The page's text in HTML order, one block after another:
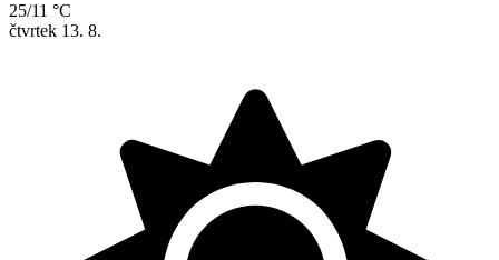
25/11 °C
čtvrtek 13. 8.